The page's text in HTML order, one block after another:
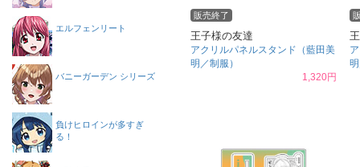
販売終了
王子様の友達
アクリルパネルスタンド（藍田美
明／制服）
1,320円
エルフェンリート
バニーガーデン シリーズ
負けヒロインが多すぎ
る！